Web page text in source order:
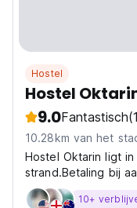
Hostel
Hostel
9.0Fantastisch
10.28km van het
Hostel Oktarin ligt
strand.Betaling bij
10+